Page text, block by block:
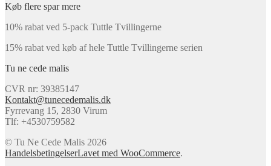
Køb flere spar mere
10% rabat ved 5-pack Tuttle Tvillingerne
15% rabat ved køb af hele Tuttle Tvillingerne serien
Tu ne cede malis
CVR nr: 39385147
Kontakt@tunecedemalis.dk
Fyrrevang 15, 2830 Virum
Tlf: +4530759582
© Tu Ne Cede Malis 2026
HandelsbetingelserLavet med WooCommerce.